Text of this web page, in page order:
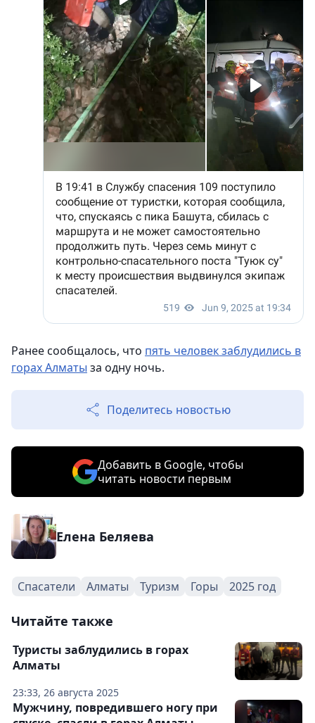
Ранее сообщалось, что пять человек заблудились в
горах Алматы за одну ночь.
Поделитесь новостью
Добавить в Google, чтобы
читать новости первым
Елена Беляева
Спасатели Алматы Туризм Горы 2025 год
Читайте также
23:33, 26 августа 2025
Туристы заблудились в горах
Алматы
Мужчину, повредившего ногу при